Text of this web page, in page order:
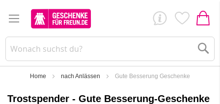
Home nach Anlässen Gute Besserung Geschenke
Trostspender - Gute Besserung-Geschenke